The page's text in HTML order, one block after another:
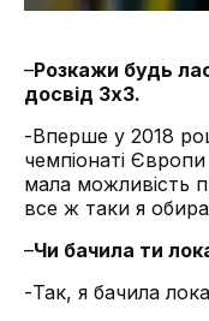
–Розкажи будь
досвід 3х3.
-Вперше у 2018
чемпіонаті
мала можливість
все ж таки я
–Чи бачила ти
-Так, я бачила